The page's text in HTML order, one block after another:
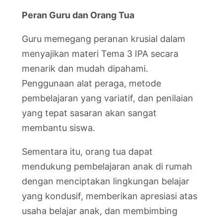
Peran Guru dan Orang Tua
Guru memegang peranan krusial dalam
menyajikan materi Tema 3 IPA secara
menarik dan mudah dipahami.
Penggunaan alat peraga, metode
pembelajaran yang variatif, dan penilaian
yang tepat sasaran akan sangat
membantu siswa.
Sementara itu, orang tua dapat
mendukung pembelajaran anak di rumah
dengan menciptakan lingkungan belajar
yang kondusif, memberikan apresiasi atas
usaha belajar anak, dan membimbing